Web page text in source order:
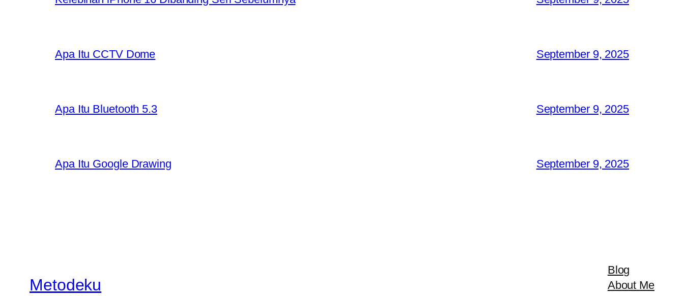
Apa Itu CCTV Dome September 9, 2025
Apa Itu Bluetooth 5.3 September 9, 2025
Apa Itu Google Drawing September 9, 2025
Metodeku
Blog
About Me